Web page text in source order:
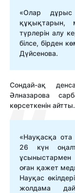
«Олар дұрыс
құқықтарын,
түрлерін алу
білсе, бірден
Дүйсенова.
Сондай-ақ
Әлназарова
көрсеткенін айтты.
«Науқасқа ота
26 күн
оған қажет
Науқас
жолдама